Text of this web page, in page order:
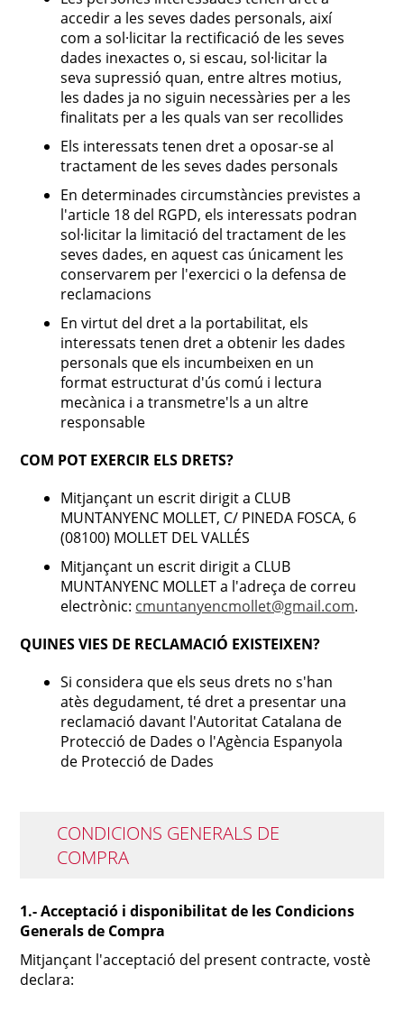
accedir a les seves dades personals, així
com a sol·licitar la rectificació de les seves
dades inexactes o, si escau, sol·licitar la
seva supressió quan, entre altres motius,
les dades ja no siguin necessàries per a les
finalitats per a les quals van ser recollides
Els interessats tenen dret a oposar-se al
tractament de les seves dades personals
En determinades circumstàncies previstes a
l'article 18 del RGPD, els interessats podran
sol·licitar la limitació del tractament de les
seves dades, en aquest cas únicament les
conservarem per l'exercici o la defensa de
reclamacions
En virtut del dret a la portabilitat, els
interessats tenen dret a obtenir les dades
personals que els incumbeixen en un
format estructurat d'ús comú i lectura
mecànica i a transmetre'ls a un altre
responsable
COM POT EXERCIR ELS DRETS?
Mitjançant un escrit dirigit a CLUB
MUNTANYENC MOLLET, C/ PINEDA FOSCA, 6
(08100) MOLLET DEL VALLÉS
Mitjançant un escrit dirigit a CLUB
MUNTANYENC MOLLET a l'adreça de correu
electrònic: cmuntanyencmollet@gmail.com.
QUINES VIES DE RECLAMACIÓ EXISTEIXEN?
Si considera que els seus drets no s'han
atès degudament, té dret a presentar una
reclamació davant l'Autoritat Catalana de
Protecció de Dades o l'Agència Espanyola
de Protecció de Dades
CONDICIONS GENERALS DE
COMPRA
1.- Acceptació i disponibilitat de les Condicions
Generals de Compra
Mitjançant l'acceptació del present contracte, vostè
declara: